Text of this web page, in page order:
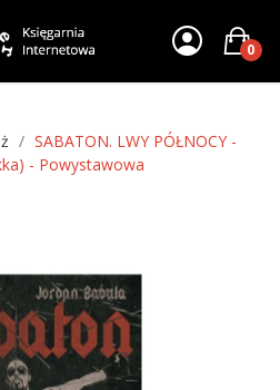
0
SABATON. LWY PÓŁNOCY -
- Powystawowa